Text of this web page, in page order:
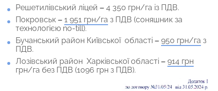
Решетилівський ліцей – 4 350 грн/га із ПДВ.
Покровськ – 1 951 грн/га з ПДВ (соняшник за
технологією no-till).
Бучанський район Київської області – 950 грн/га з
ПДВ.
Лозівський район Харківської області – 914 грн
грн/га без ПДВ (1096 грн з ПДВ).